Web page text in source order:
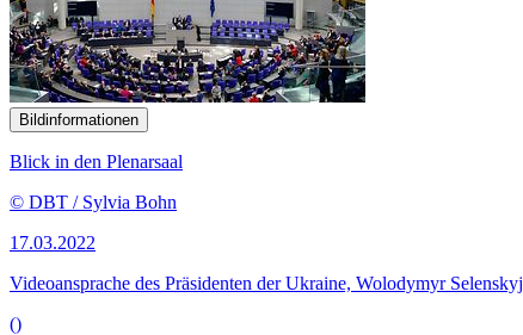
Bildinformationen
Blick in den Plenarsaal
© DBT / Sylvia Bohn
17.03.2022
Videoansprache des Präsidenten der Ukraine, Wolodymyr Selenskyj
()